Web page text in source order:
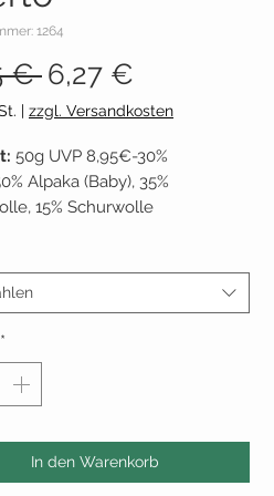
1264
€ Standardpreis
6,27 €
Preis
| zzgl. Versandkosten
50g UVP 8,95€-30%
Alpaka (Baby), 35%
15% Schurwolle
125,40€ / 1 kg
*
In den Warenkorb